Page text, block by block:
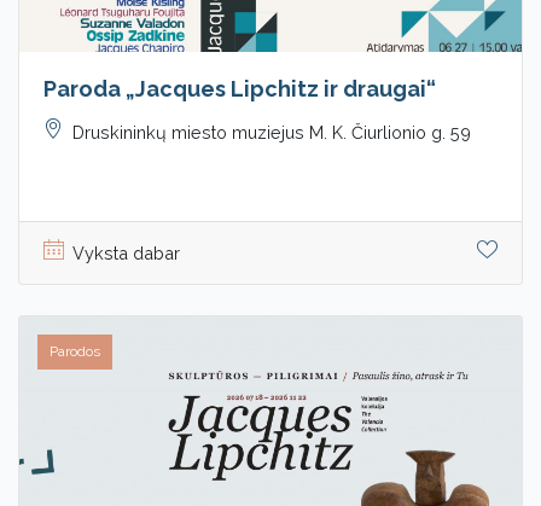
Paroda „Jacques Lipchitz ir draugai“
Druskininkų miesto muziejus M. K. Čiurlionio g. 59
Vyksta dabar
Parodos